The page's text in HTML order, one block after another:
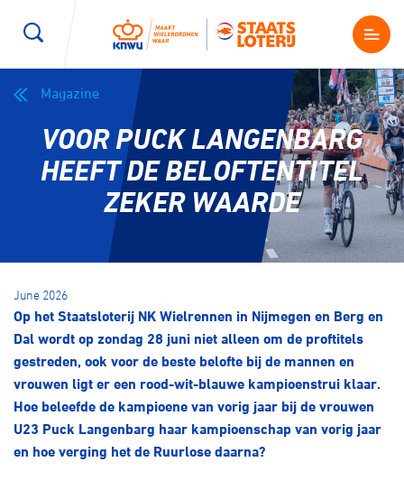
Kenniscentrum
Magazine
Shop
Producten en diensten
Contact
Over ons
Magazine
VOOR PUCK LANGENBARG
HEEFT DE BELOFTENTITEL
ZEKER WAARDE
June 2026
Op het Staatsloterij NK Wielrennen in Nijmegen en Berg en
Dal wordt op zondag 28 juni niet alleen om de proftitels
gestreden, ook voor de beste belofte bij de mannen en
vrouwen ligt er een rood-wit-blauwe kampioenstrui klaar.
Hoe beleefde de kampioene van vorig jaar bij de vrouwen
U23 Puck Langenbarg haar kampioenschap van vorig jaar
en hoe verging het de Ruurlose daarna?
Wegwielrennen Mountainbiken
E-Racing
Kunstwielrijden ID-Cycling
BMX freestyle Gravel
Veldrijden Biketrial
Pumptrack Fixed gear